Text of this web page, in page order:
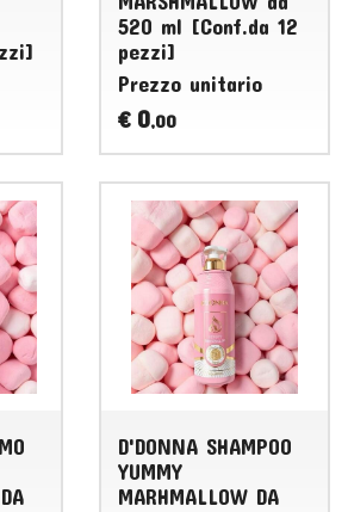
520 ml [Conf.da 12
pezzi]
Prezzo unitario
€ 0,00
D'DONNA SHAMPOO
YUMMY
MARHMALLOW DA